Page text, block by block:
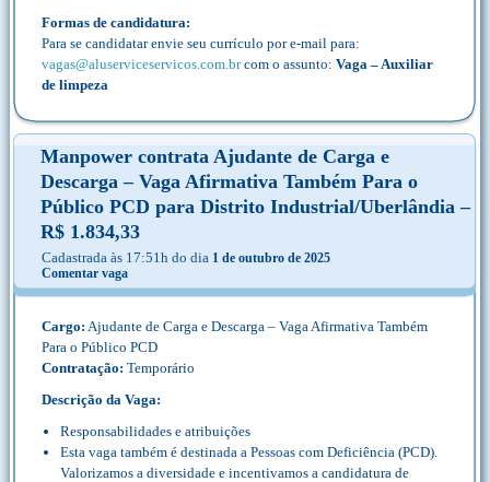
Formas de candidatura:
Para se candidatar envie seu currículo por e-mail para:
vagas@aluserviceservicos.com.brcom o assunto: Vaga – Auxiliar
de limpeza
Manpower contrata Ajudante de Carga e
Descarga – Vaga Afirmativa Também Para o
Público PCD para Distrito Industrial/Uberlândia –
R$ 1.834,33
Cadastrada às 17:51h do dia 1 de outubro de 2025
Comentar vaga
Cargo: Ajudante de Carga e Descarga – Vaga Afirmativa Também
Para o Público PCD
Contratação: Temporário
Descrição da Vaga:
Responsabilidades e atribuições
Esta vaga também é destinada a Pessoas com Deficiência (PCD).
Valorizamos a diversidade e incentivamos a candidatura de